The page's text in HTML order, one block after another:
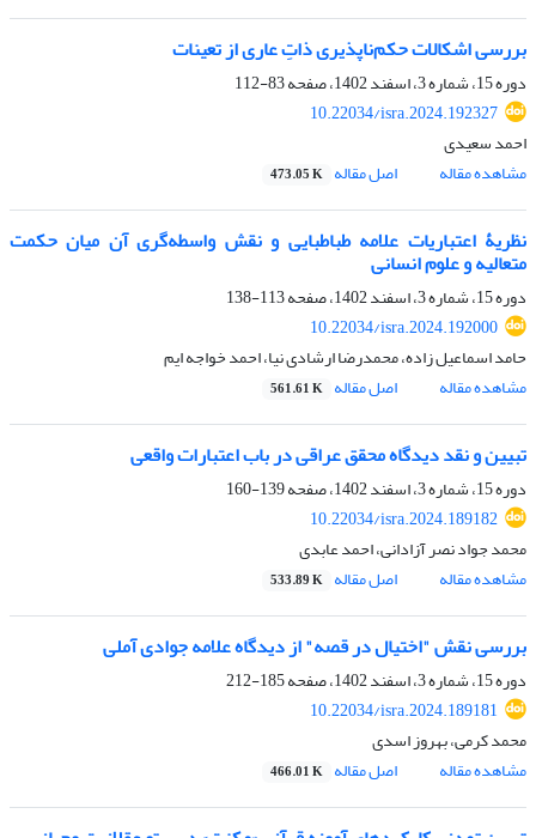
بررسی اشکالات حکم‌ناپذیری ذاتِ عاری از تعینات
دوره 15، شماره 3، اسفند 1402، صفحه
83-112
10.22034/isra.2024.192327
احمد سعیدی
مشاهده مقاله
اصل مقاله 473.05 K
نظریۀ اعتباریات علامه طباطبایی و نقش واسطه‌گری آن میان حکمت
متعالیه و علوم انسانی
دوره 15، شماره 3، اسفند 1402، صفحه
113-138
10.22034/isra.2024.192000
حامد اسماعیل زاده، محمدرضا ارشادی نیا، احمد خواجه ایم
مشاهده مقاله
اصل مقاله 561.61 K
تبیین و نقد دیدگاه محقق عراقی در باب اعتبارات واقعی
دوره 15، شماره 3، اسفند 1402، صفحه
139-160
10.22034/isra.2024.189182
محمد جواد نصر آزادانی، احمد عابدی
مشاهده مقاله
اصل مقاله 533.89 K
بررسی نقش "اختیال در قصه" از دیدگاه علامه جوادی آملی
دوره 15، شماره 3، اسفند 1402، صفحه
185-212
10.22034/isra.2024.189181
محمد کرمی، بهروز اسدی
مشاهده مقاله
اصل مقاله 466.01 K